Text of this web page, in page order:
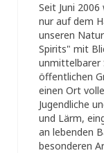
Seit Juni
nur auf dem
unseren
Spirits" mit
unmittelbarer
öffentlichen
einen Ort
Jugendliche
und Lärm,
an lebenden
besonderen